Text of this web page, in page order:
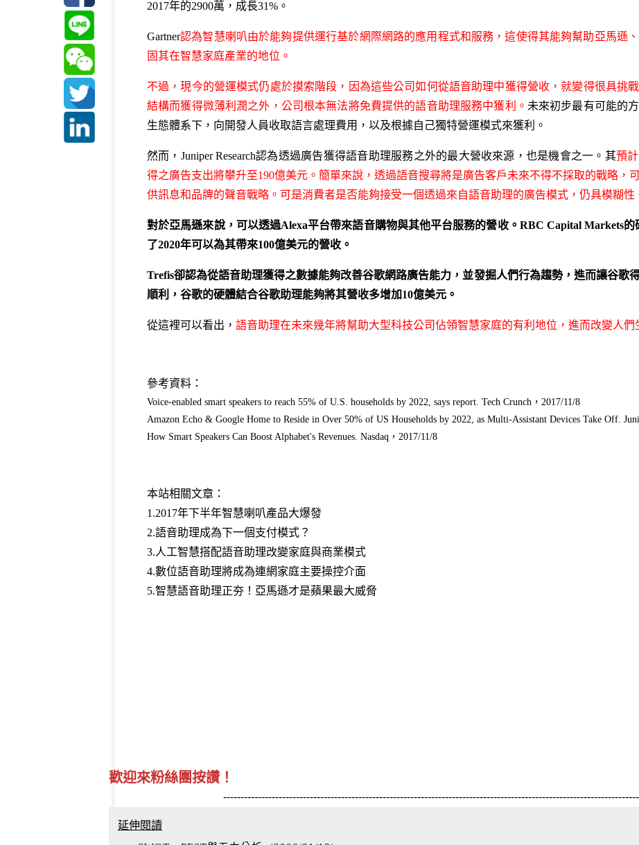
2017年的2900萬，成長31%。
Gartner認為智慧喇叭由於能夠提供運行基於網際網路的應用程式和服務，這使得其能夠幫助亞馬遜
固其在智慧家庭產業的地位。
不過，現今的營運模式仍處於摸索階段，因為這些公司如何從語音助理中獲得營收，就變得很具挑
結構而獲得微薄利潤之外，公司根本無法將免費提供的語音助理服務中獲利。 未來初步最有可能的
生態體系下，向開發人員收取語言處理費用，以及根據自己獨特營運模式來獲利。
然而，Juniper Research認為透過廣告獲得語音助理服務之外的最大營收來源，也是機會之一。其預
得之廣告支出將攀升至190億美元。簡單來說，透過語音搜尋將是廣告客戶未來不得不採取的戰略，
供訊息和品牌的聲音戰略。可是消費者是否能夠接受一個透過來自語音助理的廣告模式，仍具模糊性
對於亞馬遜來說，可以透過Alexa平台帶來語音購物與其他平台服務的營收。 RBC Capital Markets的
了2020年可以為其帶來100億美元的營收。
Trefis卻認為從語音助理獲得之數據能夠改善谷歌網路廣告能力，並發掘人們行為趨勢，進而讓谷歌
順利，谷歌的硬體結合谷歌助理能夠將其營收多增加10億美元。
從這裡可以看出， 語音助理在未來幾年將幫助大型科技公司佔領智慧家庭的有利地位，進而改變人們
參考資料：
Voice-enabled smart speakers to reach 55% of U.S. households by 2022, says report. Tech Crunch，2017/11/8
Amazon Echo & Google Home to Reside in Over 50% of US Households by 2022, as Multi-Assistant Devices Take Off.
How Smart Speakers Can Boost Alphabet's Revenues. Nasdaq，2017/11/8
本站相關文章：
1.2017年下半年智慧喇叭產品大爆發
2.語音助理成為下一個支付模式？
3.人工智慧搭配語音助理改變家庭與商業模式
4.數位語音助理將成為連網家庭主要操控介面
5.智慧語音助理正夯！亞馬遜才是蘋果最大威脅
歡迎來粉絲團按讚！
延伸閱讀